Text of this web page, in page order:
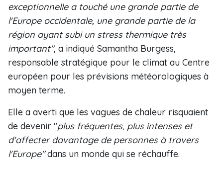
exceptionnelle a touché une grande partie de
l'Europe occidentale, une grande partie de la
région ayant subi un stress thermique très
important", a indiqué Samantha Burgess,
responsable stratégique pour le climat au Centre
européen pour les prévisions météorologiques à
moyen terme.
Elle a averti que les vagues de chaleur risquaient
de devenir "plus fréquentes, plus intenses et
d'affecter davantage de personnes à travers
l'Europe"dans un monde qui se réchauffe.